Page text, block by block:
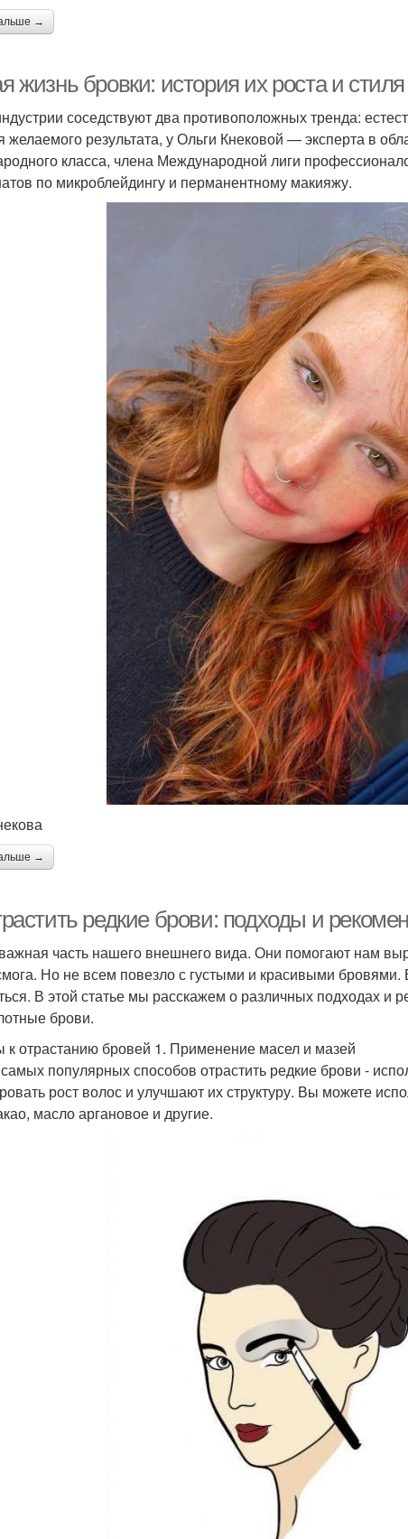
→
жизнь бровки: история их роста и стиля
соседствуют два противоположных тренда:
желаемого результата, у Ольги Кнековой — эксперта в
класса, члена Международной лиги
по микроблейдингу и перманентному макияжу.
→
редкие брови: подходы и
часть нашего внешнего вида. Они помогают нам
Но не всем повезло с густыми и красивыми бровями.
В этой статье мы расскажем о различных подходах и
брови.
к отрастанию бровей 1. Применение масел и мазей
популярных способов отрастить редкие брови -
рост волос и улучшают их структуру. Вы можете
масло аргановое и другие.